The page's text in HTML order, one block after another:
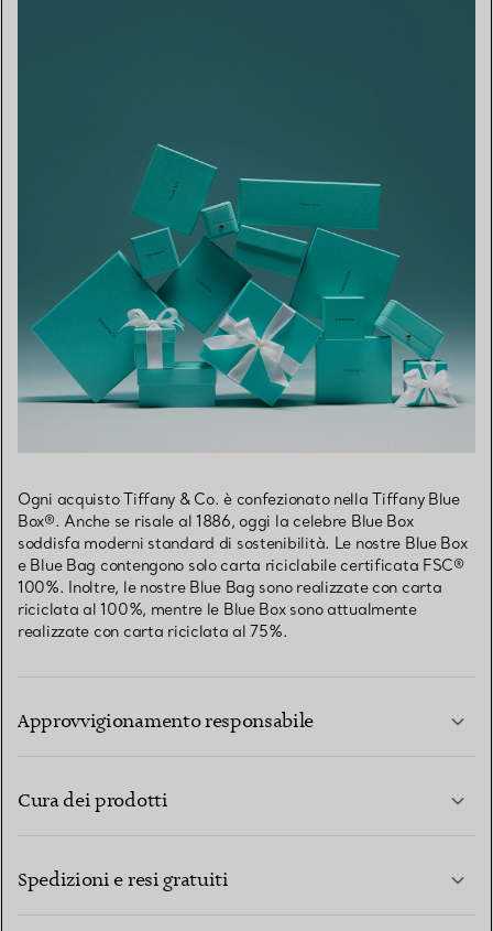
Ogni acquisto Tiffany & Co. è confezionato nella Tiffany Blue
Box®. Anche se risale al 1886, oggi la celebre Blue Box
soddisfa moderni standard di sostenibilità. Le nostre Blue Box
e Blue Bag contengono solo carta riciclabile certificata FSC®
100%. Inoltre, le nostre Blue Bag sono realizzate con carta
riciclata al 100%, mentre le Blue Box sono attualmente
realizzate con carta riciclata al 75%.
Approvvigionamento responsabile
Cura dei prodotti
Spedizioni e resi gratuiti